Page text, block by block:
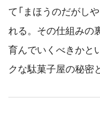
て「まほうのだがし
れる。その仕組みの
育んでいくべきかと
クな駄菓子屋の秘密